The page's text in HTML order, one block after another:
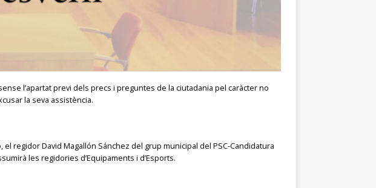
l’apartat previ dels precs i preguntes de la ciutadania pel caràcter no
la seva assistència.
regidor David Magallón Sánchez del grup municipal del PSC-Candidatura
les regidories d’Equipaments i d’Esports.